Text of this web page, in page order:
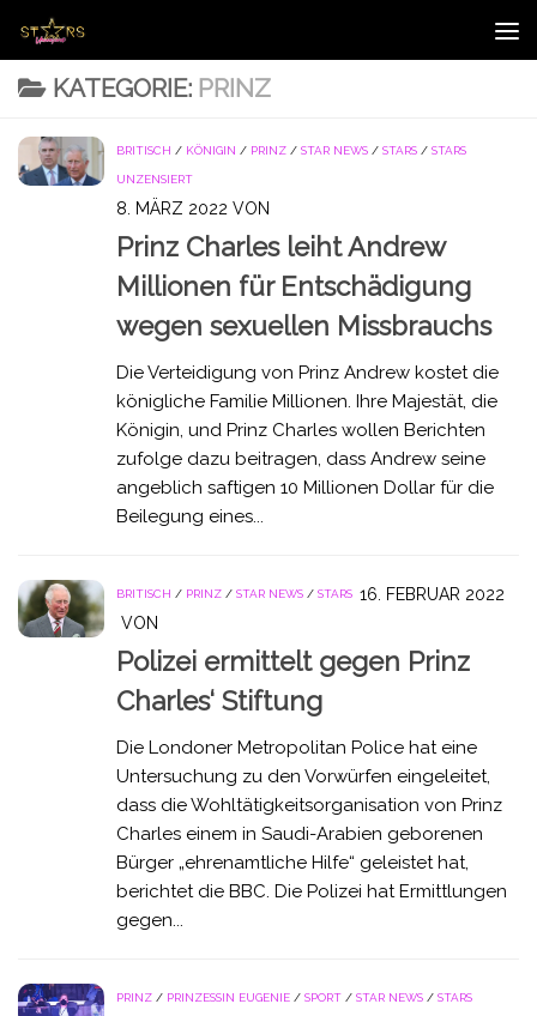
Zum Inhalt springen
KATEGORIE: PRINZ
BRITISCH / KÖNIGIN / PRINZ / STAR NEWS / STARS / STARS
UNZENSIERT
8. MÄRZ 2022 VON
Prinz Charles leiht Andrew
Millionen für Entschädigung
wegen sexuellen Missbrauchs
Die Verteidigung von Prinz Andrew kostet die
königliche Familie Millionen. Ihre Majestät, die
Königin, und Prinz Charles wollen Berichten
zufolge dazu beitragen, dass Andrew seine
angeblich saftigen 10 Millionen Dollar für die
Beilegung eines...
BRITISCH / PRINZ / STAR NEWS / STARS 16. FEBRUAR 2022
VON
Polizei ermittelt gegen Prinz
Charles‘ Stiftung
Die Londoner Metropolitan Police hat eine
Untersuchung zu den Vorwürfen eingeleitet,
dass die Wohltätigkeitsorganisation von Prinz
Charles einem in Saudi-Arabien geborenen
Bürger „ehrenamtliche Hilfe“ geleistet hat,
berichtet die BBC. Die Polizei hat Ermittlungen
gegen...
PRINZ / PRINZESSIN EUGENIE / SPORT / STAR NEWS / STARS